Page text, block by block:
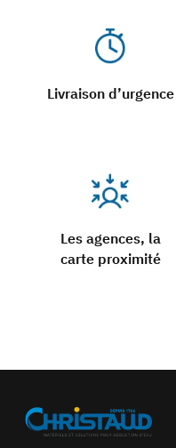
Livraison d’urgence
Les agences, la
carte proximité